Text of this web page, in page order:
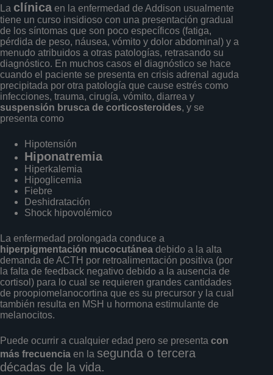
La clínica en la enfermedad de Addison usualmente
tiene un curso insidioso con una presentación gradual
de los síntomas que son poco específicos (fatiga,
pérdida de peso, náusea, vómito y dolor abdominal) y a
menudo atribuidos a otras patologías, retrasando su
diagnóstico. En muchos casos el diagnóstico se hace
cuando el paciente se presenta en crisis adrenal aguda
precipitada por otra patología que cause estrés como
infecciones, trauma, cirugía, vómito, diarrea y
suspensión brusca de corticosteroides, y se
presenta como
Hipotensión
Hiponatremia
Hiperkalemia
Hipoglicemia
Fiebre
Deshidratación
Shock hipovolémico
La enfermedad prolongada conduce a
hiperpigmentación mucocutánea debido a la alta
demanda de ACTH por retroalimentación positiva (por
la falta de feedback negativo debido a la ausencia de
cortisol) para lo cual se requieren grandes cantidades
de proopiomelanocortina que es su precursor y la cual
también resulta en MSH u hormona estimulante de
melanocitos.
Puede ocurrir a cualquier edad pero se presenta con
más frecuencia en la segunda o tercera
décadas de la vida.